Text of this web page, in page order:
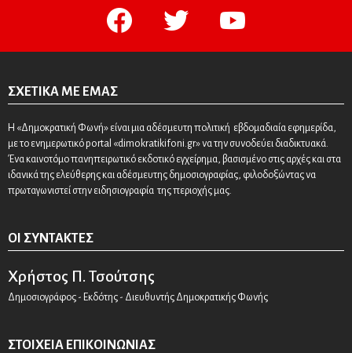
facebook twitter youtube
ΣΧΕΤΙΚΆ ΜΕ ΕΜΆΣ
Η «Δημοκρατική Φωνή» είναι μια αδέσμευτη πολιτική εβδομαδιαία εφημερίδα,
με το ενημερωτικό portal «dimokratikifoni.gr» να την συνοδεύει διαδικτυακά.
Ένα καινοτόμο πανηπειρωτικό εκδοτικό εγχείρημα, βασισμένο στις αρχές και στα
ιδανικά της ελεύθερης και αδέσμευτης δημοσιογραφίας, φιλοδοξώντας να
πρωταγωνιστεί στην ειδησιογραφία της περιοχής μας.
ΟΙ ΣΥΝΤΆΚΤΕΣ
Χρήστος Π. Τσούτσης
Δημοσιογράφος - Εκδότης - Διευθυντής Δημοκρατικής Φωνής
ΣΤΟΙΧΕΊΑ ΕΠΙΚΟΙΝΩΝΊΑΣ